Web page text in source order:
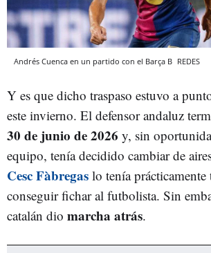
Andrés Cuenca en un partido con el Barça B REDES
Y es que dicho traspaso estuvo a
este invierno. El defensor andaluz
30 de junio de 2026 y, sin
equipo, tenía decidido cambiar de
Cesc Fàbregas lo tenía
conseguir fichar al futbolista. Sin
catalán dio marcha atrás.